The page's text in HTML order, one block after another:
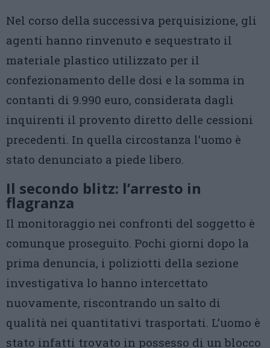
Nel corso della successiva perquisizione, gli
agenti hanno rinvenuto e sequestrato il
materiale plastico utilizzato per il
confezionamento delle dosi e la somma in
contanti di 9.990 euro, considerata dagli
inquirenti il provento diretto delle cessioni
precedenti. In quella circostanza l’uomo è
stato denunciato a piede libero.
Il secondo blitz: l’arresto in
flagranza
Il monitoraggio nei confronti del soggetto è
comunque proseguito. Pochi giorni dopo la
prima denuncia, i poliziotti della sezione
investigativa lo hanno intercettato
nuovamente, riscontrando un salto di
qualità nei quantitativi trasportati. L’uomo è
stato infatti trovato in possesso di un blocco